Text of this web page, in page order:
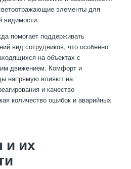
элементы для
видимости.
помогает поддерживать
вид сотрудников, что особенно
на объектах с
движением. Комфорт и
напрямую влияют на
и качество
количество ошибок и аварийных
и их